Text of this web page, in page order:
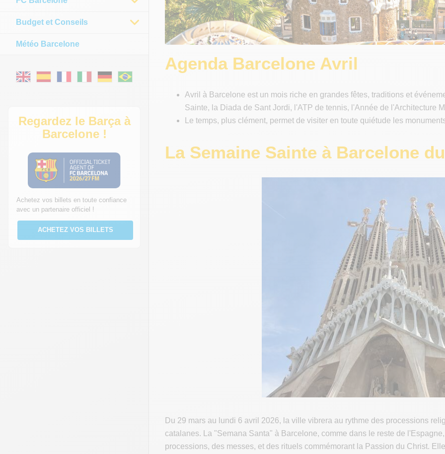
Agenda Barcelone Avril
Avril à Barcelone est un mois riche en grandes fêtes, traditions et
Sainte, la Diada de Sant Jordi, l'ATP de tennis, l'Année de l'Architecture
Le temps, plus clément, permet de visiter en toute quiétude les
La Semaine Sainte à Barcelone
Du 29 mars au lundi 6 avril 2026, la ville vibrera au rythme des processions
catalanes. La "Semana Santa" à Barcelone, comme dans le reste de
processions, des messes, et des rituels commémorant la Passion du Christ.
Budget et Conseils
Météo Barcelone
Regardez le Barça à
Barcelone !
Achetez vos billets en toute confiance
avec un partenaire officiel !
ACHETEZ VOS BILLETS